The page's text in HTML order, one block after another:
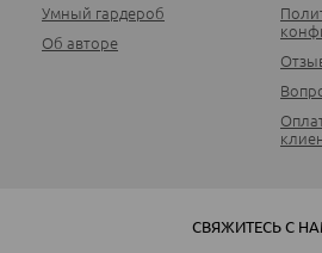
Умный гардероб
Об авторе
СВЯЖИТЕСЬ С